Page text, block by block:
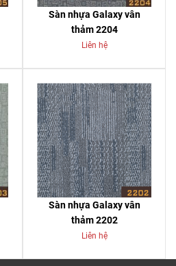
Sàn nhựa Galaxy vân
thảm 2204
Liên hệ
Sàn nhựa Galaxy vân
thảm 2202
Liên hệ